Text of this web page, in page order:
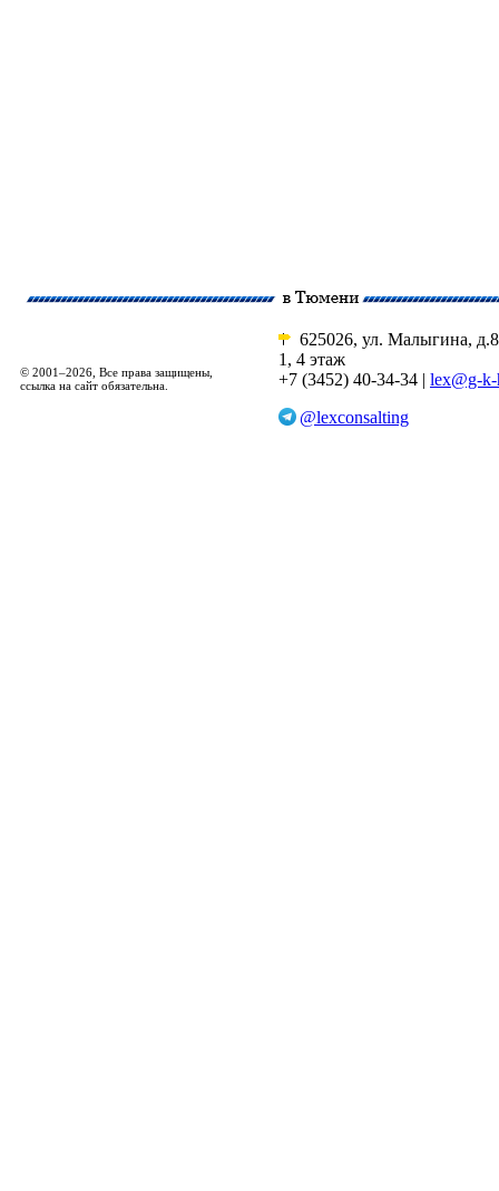
© 2001–2026, Все права защищены,
ссылка на сайт обязательна.
625026, ул. Малыгина,
1, 4 этаж
+7 (3452) 40-34-34 | lex@g-
@lexconsalting